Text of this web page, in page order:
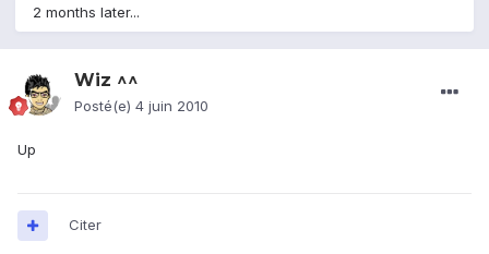
2 months later...
Wiz ^^
Posté(e) 4 juin 2010
Up
Citer